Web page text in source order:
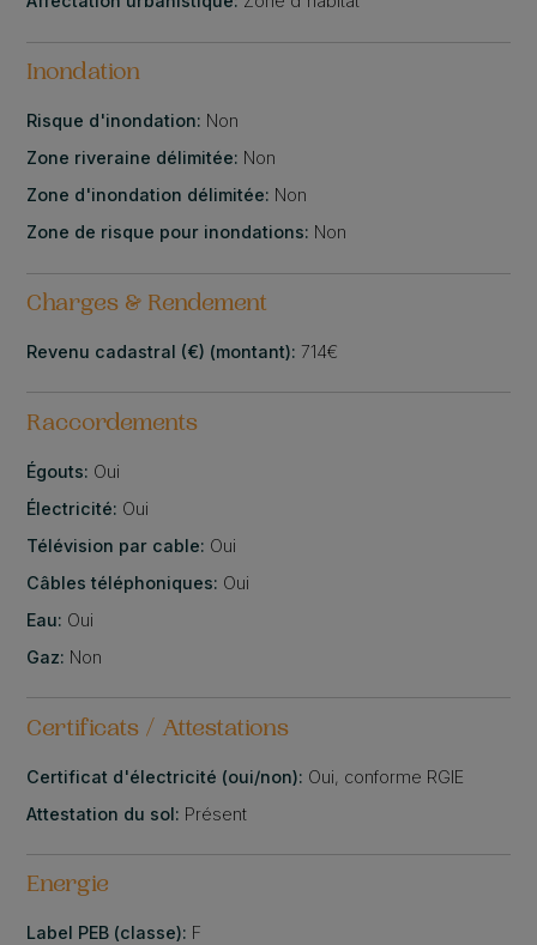
Inondation
Risque d'inondation: Non
Zone riveraine délimitée: Non
Zone d'inondation délimitée: Non
Zone de risque pour inondations: Non
Charges & Rendement
Revenu cadastral (€) (montant):714€
Raccordements
Égouts: Oui
Électricité: Oui
Télévision par cable: Oui
Câbles téléphoniques: Oui
Eau: Oui
Gaz: Non
Certificats / Attestations
Certificat d'électricité (oui/non): Oui, conforme RGIE
Attestation du sol: Présent
Energie
Label PEB (classe): F